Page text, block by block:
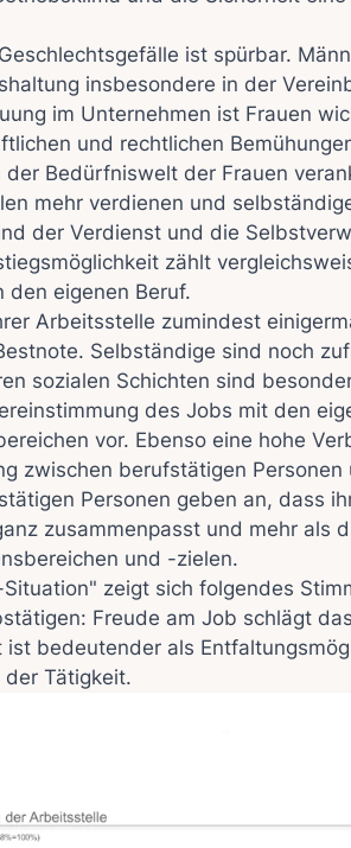
ist spürbar.
insbesondere in der
im Unternehmen ist Frauen
und rechtlichen
der Bedürfniswelt der Frauen
mehr verdienen und
der Verdienst und die
zählt
den eigenen Beruf.
Arbeitsstelle zumindest
Selbständige sind noch
sozialen Schichten sind
des Jobs mit den
vor. Ebenso eine hohe
zwischen berufstätigen
Personen geben an, dass
zusammenpasst und mehr als
und -zielen.
zeigt sich folgendes
Freude am Job schlägt
bedeutender als
Tätigkeit.